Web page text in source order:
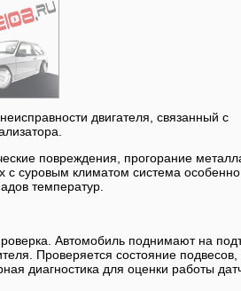
двигателя, связанный с
повреждения, прогорание
с суровым климатом система особенно
температур.
Автомобиль поднимают на
Проверяется состояние подвесов,
диагностика для оценки работы